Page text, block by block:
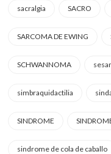
sacralgia SACRO
SARCOMA DE EWING
SCHWANNOMA
simbraquidactilia
SINDROME
sindrome de cola de caballo